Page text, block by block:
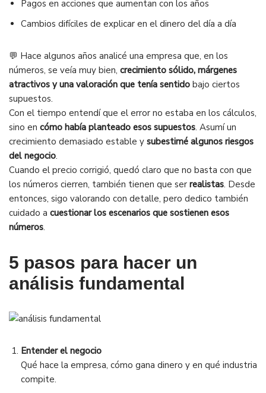
Pagos en acciones que aumentan con los años
Cambios difíciles de explicar en el dinero del día a día
💬 Hace algunos años analicé una empresa que, en los
números, se veía muy bien, crecimiento sólido, márgenes
atractivos y una valoración que tenía sentido bajo ciertos
supuestos.
Con el tiempo entendí que el error no estaba en los cálculos,
sino en cómo había planteado esos supuestos. Asumí un
crecimiento demasiado estable y subestimé algunos riesgos
del negocio.
Cuando el precio corrigió, quedó claro que no basta con que
los números cierren, también tienen que ser realistas. Desde
entonces, sigo valorando con detalle, pero dedico también
cuidado a cuestionar los escenarios que sostienen esos
números.
5 pasos para hacer un
análisis fundamental
Entender el negocio
Qué hace la empresa, cómo gana dinero y en qué industria
compite.